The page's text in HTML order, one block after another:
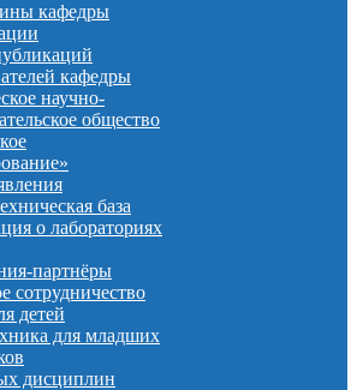
кафедры
кафедры
научно-
общество
база
о лабораториях
партнёры
сотрудничество
детей
для младших
дисциплин